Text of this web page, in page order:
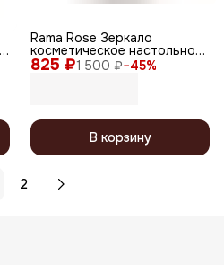
825 ₽1 500 ₽−45%
Rama Rose Зеркало
косметическое настольное
двустороннее K-441, 18 см
В корзину
2